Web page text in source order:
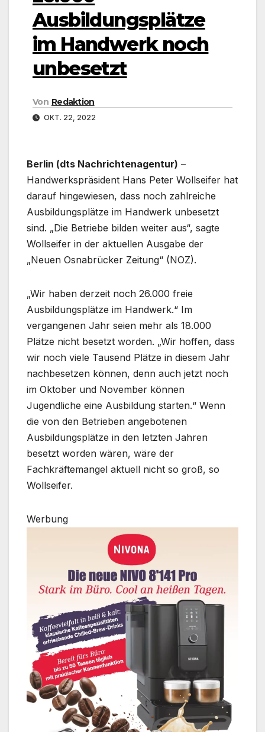
Ausbildungsplätze
im Handwerk noch
unbesetzt
Von Redaktion
OKT. 22, 2022
Berlin (dts Nachrichtenagentur) –
Handwerkspräsident Hans Peter Wollseifer hat
darauf hingewiesen, dass noch zahlreiche
Ausbildungsplätze im Handwerk unbesetzt
sind. „Die Betriebe bilden weiter aus“, sagte
Wollseifer in der aktuellen Ausgabe der
„Neuen Osnabrücker Zeitung“ (NOZ).
„Wir haben derzeit noch 26.000 freie
Ausbildungsplätze im Handwerk.“ Im
vergangenen Jahr seien mehr als 18.000
Plätze nicht besetzt worden. „Wir hoffen, dass
wir noch viele Tausend Plätze in diesem Jahr
nachbesetzen können, denn auch jetzt noch
im Oktober und November können
Jugendliche eine Ausbildung starten.“ Wenn
die von den Betrieben angebotenen
Ausbildungsplätze in den letzten Jahren
besetzt worden wären, wäre der
Fachkräftemangel aktuell nicht so groß, so
Wollseifer.
Werbung